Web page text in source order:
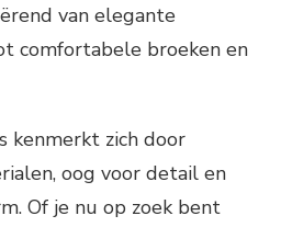
van elegante
comfortabele broeken en
kenmerkt zich door
oog voor detail en
Of je nu op zoek bent